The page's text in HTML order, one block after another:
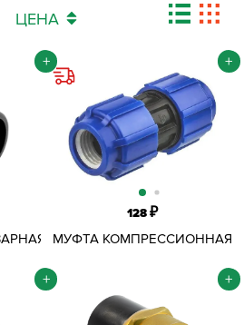
ЦЕНА
+
128₽
МУФТА КОМПРЕССИОННАЯ
+
+ +